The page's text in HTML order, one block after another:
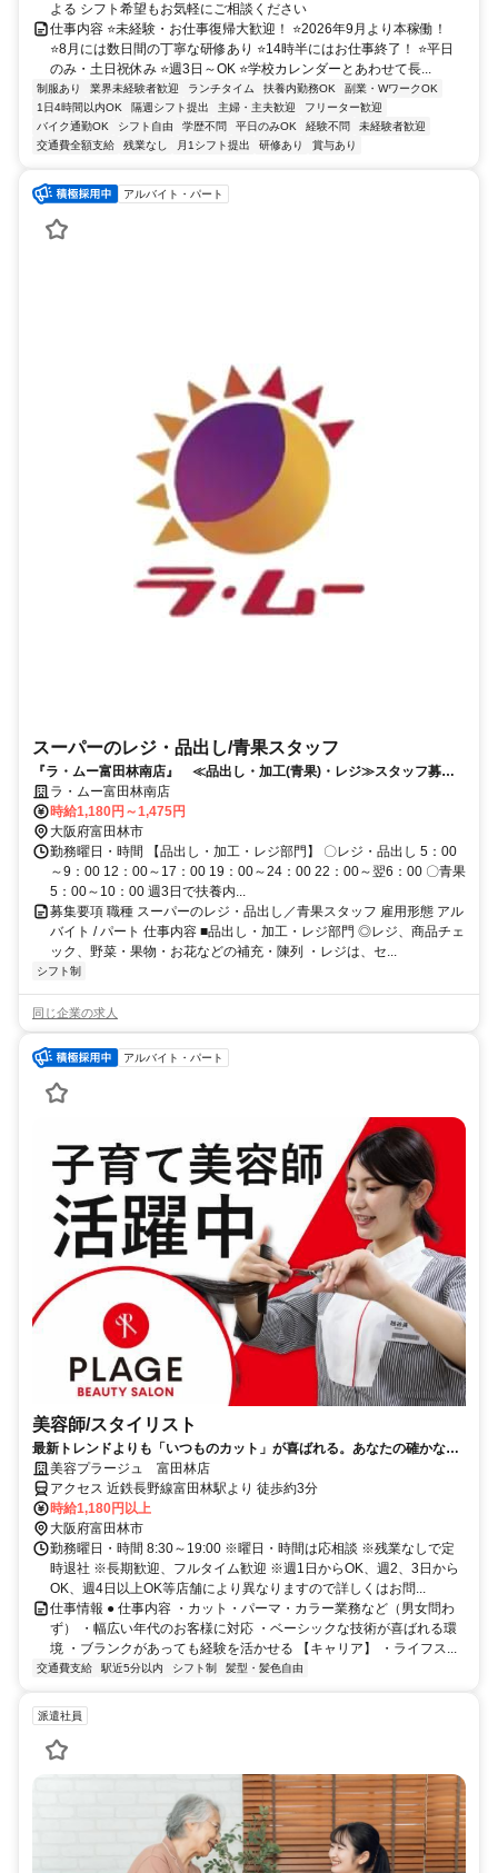
よる シフト希望もお気軽にご相談ください
仕事内容 ⭐未経験・お仕事復帰大歓迎！ ⭐2026年9月より本稼働！
⭐8月には数日間の丁寧な研修あり ⭐14時半にはお仕事終了！ ⭐平日
のみ・土日祝休み ⭐週3日～OK ⭐学校カレンダーとあわせて長...
制服あり 業界未経験者歓迎 ランチタイム 扶養内勤務OK
副業・WワークOK
1日4時間以内OK
隔週シフト提出 主婦・主夫歓迎
フリーター歓迎
バイク通勤OK
シフト自由 学歴不問 平日のみOK 経験不問
未経験者歓迎
交通費全額支給
残業なし 月1シフト提出 研修あり 賞与あり
アルバイト・パート
スーパーのレジ・品出し/青果スタッフ
『ラ・ムー富田林南店』 ≪品出し・加工(青果)・レジ≫スタッフ募集
中 ラ・ムー富田林南店
時給1,180円～1,475円
大阪府富田林市
勤務曜日・時間 【品出し・加工・レジ部門】 〇レジ・品出し 5：00
～9：00 12：00～17：00 19：00～24：00 22：00～翌6：00 〇青果
5：00～10：00 週3日で扶養内...
募集要項 職種 スーパーのレジ・品出し／青果スタッフ 雇用形態 アル
バイト / パート 仕事内容 ■品出し・加工・レジ部門 ◎レジ、商品チェ
ック、野菜・果物・お花などの補充・陳列 ・レジは、セ...
シフト制
同じ企業の求人
アルバイト・パート
美容師/スタイリスト
最新トレンドよりも「いつものカット」が喜ばれる。あなたの確かな基
礎技術が活きる場所。
美容プラージュ 富田林店
アクセス 近鉄長野線富田林駅より 徒歩約3分
時給1,180円以上
大阪府富田林市
勤務曜日・時間 8:30～19:00 ※曜日・時間は応相談 ※残業なしで定
時退社 ※長期歓迎、フルタイム歓迎 ※週1日からOK、週2、3日から
OK、週4日以上OK等店舗により異なりますので詳しくはお問...
仕事情報 ● 仕事内容 ・カット・パーマ・カラー業務など（男女問わ
ず） ・幅広い年代のお客様に対応 ・ベーシックな技術が喜ばれる環
境 ・ブランクがあっても経験を活かせる 【キャリア】 ・ライフス...
交通費支給 駅近5分以内 シフト制 髪型・髪色自由
派遣社員